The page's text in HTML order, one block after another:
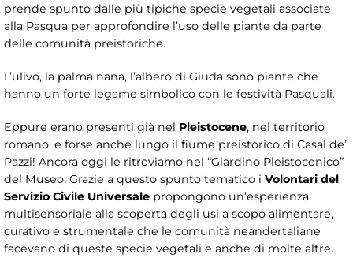
prende spunto dalle più tipiche specie vegetali associate
alla Pasqua per approfondire l’uso delle piante da parte
delle comunità preistoriche.
L’ulivo, la palma nana, l’albero di Giuda sono piante che
hanno un forte legame simbolico con le festività Pasquali.
Eppure erano presenti già nel Pleistocene, nel territorio
romano, e forse anche lungo il fiume preistorico di Casal de’
Pazzi! Ancora oggi le ritroviamo nel “Giardino Pleistocenico”
del Museo. Grazie a questo spunto tematico i Volontari del
Servizio Civile Universale propongono un’esperienza
multisensoriale alla scoperta degli usi a scopo alimentare,
curativo e strumentale che le comunità neandertaliane
facevano di queste specie vegetali e anche di molte altre.